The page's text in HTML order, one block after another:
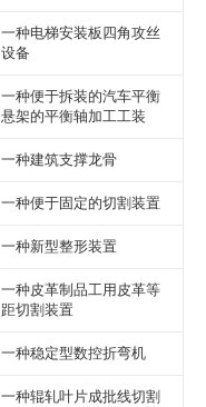
一种电梯安装板四角攻丝
设备
一种便于拆装的汽车平衡
悬架的平衡轴加工工装
一种建筑支撑龙骨
一种便于固定的切割装置
一种新型整形装置
一种皮革制品工用皮革等
距切割装置
一种稳定型数控折弯机
一种辊轧叶片成批线切割